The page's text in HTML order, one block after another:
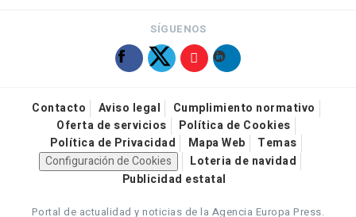
SÍGUENOS
Contacto Aviso legal
Cumplimiento normativo
Oferta de servicios
Política de Cookies
Política de Privacidad
Mapa Web
Temas
Configuración de Cookies
Loteria de navidad
Publicidad estatal
Portal de actualidad y noticias de la Agencia Europa Press.